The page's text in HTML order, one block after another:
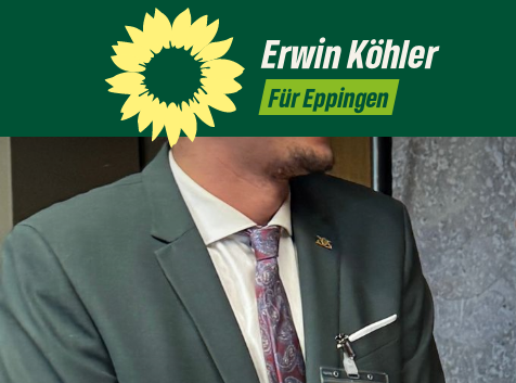
ErwinKöhler
Für Eppingen